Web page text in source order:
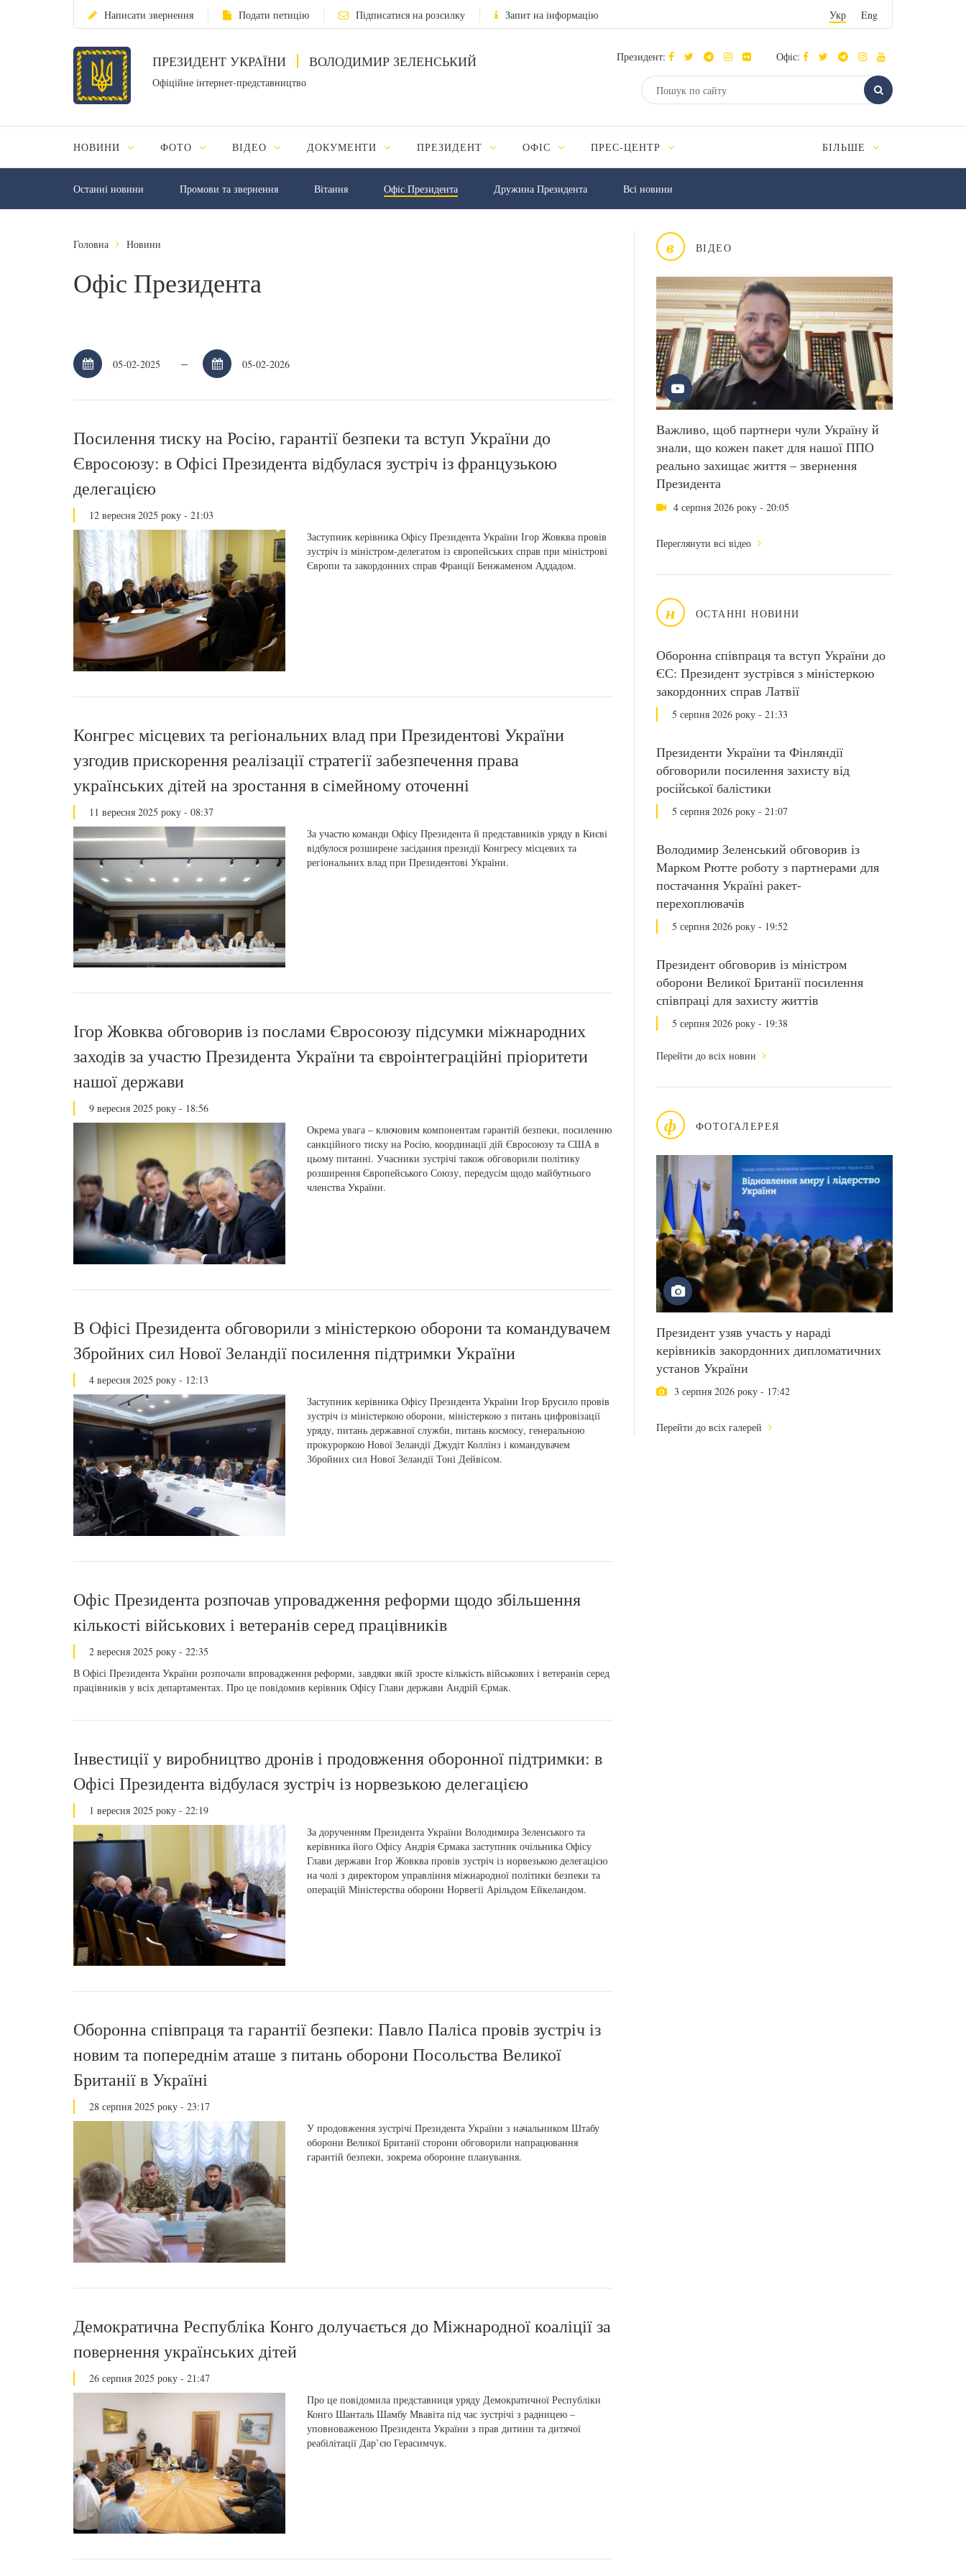
Написати звернення Подати петицію Підписатися на розсилку Запит на інформацію Укр Eng
ПРЕЗИДЕНТ УКРАЇНИ ВОЛОДИМИР ЗЕЛЕНСЬКИЙ
Офіційне інтернет-представництво
Президент: Офіс:
НОВИНИ ФОТО ВІДЕО ДОКУМЕНТИ ПРЕЗИДЕНТ ОФІС ПРЕС-ЦЕНТР БІЛЬШЕ
Останні новини Промови та звернення Вiтання Офіс Президента Дружина Президента Всі новини
в ВІДЕО
Важливо, щоб партнери чули Україну й
знали, що кожен пакет для нашої ППО
реально захищає життя – звернення
Президента
4 серпня 2026 року - 20:05
Переглянути всі відео
н ОСТАННІ НОВИНИ
Оборонна співпраця та вступ України до
ЄС: Президент зустрівся з міністеркою
закордонних справ Латвії
5 серпня 2026 року - 21:33
Президенти України та Фінляндії
обговорили посилення захисту від
російської балістики
5 серпня 2026 року - 21:07
Володимир Зеленський обговорив із
Марком Рютте роботу з партнерами для
постачання Україні ракет-
перехоплювачів
5 серпня 2026 року - 19:52
Президент обговорив із міністром
оборони Великої Британії посилення
співпраці для захисту життів
5 серпня 2026 року - 19:38
Перейти до всіх новин
ф ФОТОГАЛЕРЕЯ
Президент узяв участь у нараді
керівників закордонних дипломатичних
установ України
3 серпня 2026 року - 17:42
Перейти до всіх галерей
Головна Новини
Офіс Президента
–
Посилення тиску на Росію, гарантії безпеки та вступ України до
Євросоюзу: в Офісі Президента відбулася зустріч із французькою
делегацією
12 вересня 2025 року - 21:03
Заступник керівника Офісу Президента України Ігор Жовква провів
зустріч із міністром-делегатом із європейських справ при міністрові
Європи та закордонних справ Франції Бенжаменом Аддадом.
Конгрес місцевих та регіональних влад при Президентові України
узгодив прискорення реалізації стратегії забезпечення права
українських дітей на зростання в сімейному оточенні
11 вересня 2025 року - 08:37
За участю команди Офісу Президента й представників уряду в Києві
відбулося розширене засідання президії Конгресу місцевих та
регіональних влад при Президентові України.
Ігор Жовква обговорив із послами Євросоюзу підсумки міжнародних
заходів за участю Президента України та євроінтеграційні пріоритети
нашої держави
9 вересня 2025 року - 18:56
Окрема увага – ключовим компонентам гарантій безпеки, посиленню
санкційного тиску на Росію, координації дій Євросоюзу та США в
цьому питанні. Учасники зустрічі також обговорили політику
розширення Європейського Союзу, передусім щодо майбутнього
членства України.
В Офісі Президента обговорили з міністеркою оборони та командувачем
Збройних сил Нової Зеландії посилення підтримки України
4 вересня 2025 року - 12:13
Заступник керівника Офісу Президента України Ігор Брусило провів
зустріч із міністеркою оборони, міністеркою з питань цифровізації
уряду, питань державної служби, питань космосу, генеральною
прокуроркою Нової Зеландії Джудіт Коллінз і командувачем
Збройних сил Нової Зеландії Тоні Дейвісом.
Офіс Президента розпочав упровадження реформи щодо збільшення
кількості військових і ветеранів серед працівників
2 вересня 2025 року - 22:35
В Офісі Президента України розпочали впровадження реформи, завдяки якій зросте кількість військових і ветеранів серед
працівників у всіх департаментах. Про це повідомив керівник Офісу Глави держави Андрій Єрмак.
Інвестиції у виробництво дронів і продовження оборонної підтримки: в
Офісі Президента відбулася зустріч із норвезькою делегацією
1 вересня 2025 року - 22:19
За дорученням Президента України Володимира Зеленського та
керівника його Офісу Андрія Єрмака заступник очільника Офісу
Глави держави Ігор Жовква провів зустріч із норвезькою делегацією
на чолі з директором управління міжнародної політики безпеки та
операцій Міністерства оборони Норвегії Арільдом Ейкеландом.
Оборонна співпраця та гарантії безпеки: Павло Паліса провів зустріч із
новим та попереднім аташе з питань оборони Посольства Великої
Британії в Україні
28 серпня 2025 року - 23:17
У продовження зустрічі Президента України з начальником Штабу
оборони Великої Британії сторони обговорили напрацювання
гарантій безпеки, зокрема оборонне планування.
Демократична Республіка Конго долучається до Міжнародної коаліції за
повернення українських дітей
26 серпня 2025 року - 21:47
Про це повідомила представниця уряду Демократичної Республіки
Конго Шанталь Шамбу Мвавіта під час зустрічі з радницею –
уповноваженою Президента України з прав дитини та дитячої
реабілітації Дар’єю Герасимчук.